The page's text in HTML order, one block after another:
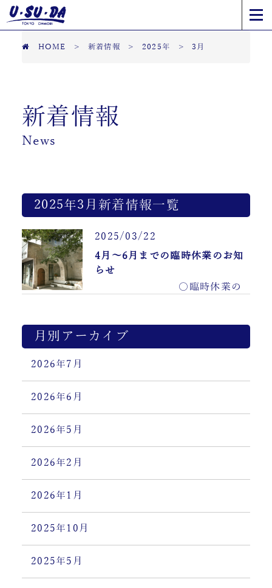
HOME > 新着情報 > 2025年 >3月
新着情報
News
2025年3月新着情報一覧
2025/03/22
4月～6月までの臨時休業のお知
らせ
〇臨時休業の
月別アーカイブ
2026年7月
2026年6月
2026年5月
2026年2月
2026年1月
2025年10月
2025年5月